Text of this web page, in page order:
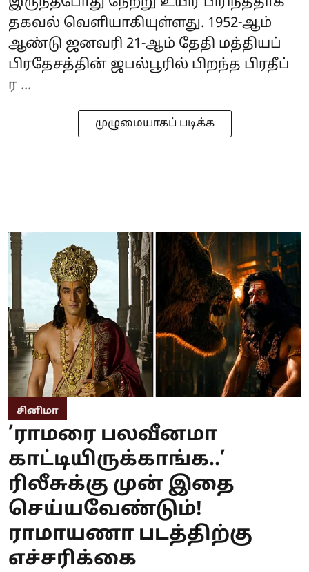
தகவல் வெளியாகியுள்ளது. 1952-ஆம்
ஆண்டு ஜனவரி 21-ஆம் தேதி மத்தியப்
பிரதேசத்தின் ஜபல்பூரில் பிறந்த பிரதீப்
ர ...
முழுமையாகப் படிக்க
சினிமா
’ராமரை பலவீனமா
காட்டியிருக்காங்க..’
ரிலீசுக்கு முன் இதை
செய்யவேண்டும்!
ராமாயணா படத்திற்கு
எச்சரிக்கை